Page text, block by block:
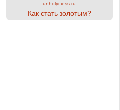
unholymess.ru
Как стать золотым?